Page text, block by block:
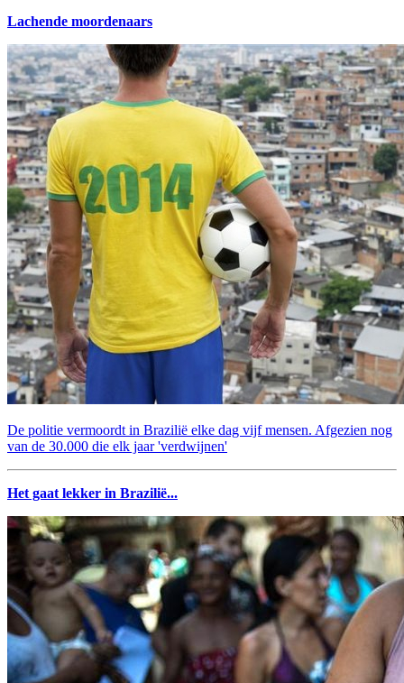
Lachende moordenaars
De politie vermoordt in Brazilië elke dag vijf mensen. Afgezien nog
van de 30.000 die elk jaar 'verdwijnen'
Het gaat lekker in Brazilië...